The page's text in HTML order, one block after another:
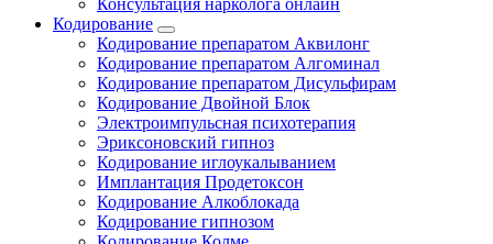
Консультация нарколога онлайн
Кодирование
Кодирование препаратом Аквилонг
Кодирование препаратом Алгоминал
Кодирование препаратом Дисульфирам
Кодирование Двойной Блок
Электроимпульсная психотерапия
Эриксоновский гипноз
Кодирование иглоукалыванием
Имплантация Продетоксон
Кодирование Алкоблокада
Кодирование гипнозом